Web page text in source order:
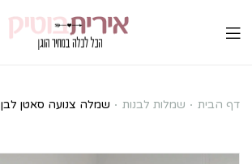
שמלה
דף הבית שמלות לבנות שמלה צנועה סאטן לבן